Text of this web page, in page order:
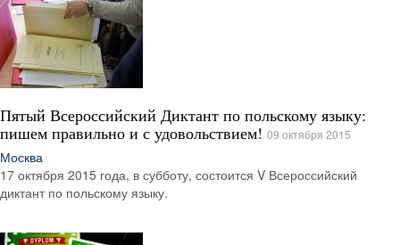
Пятый Всероссийский Диктант по польскому языку:
пишем правильно и с удовольствием! 09 октября 2015
Москва
17 октября 2015 года, в субботу, состоится V Всероссийский
диктант по польскому языку.